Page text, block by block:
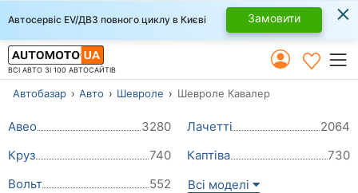
Автосервіс EV/ДВЗ повного циклу в Києві Замовити ×
ВСІ АВТО ЗІ 100 АВТОСАЙТІВ
Автобазар Авто Шевроле Шевроле Кавалер
Авео 3280 Лачетті
2064
Круз
740 Каптіва
730
Вольт
552 Всі моделі